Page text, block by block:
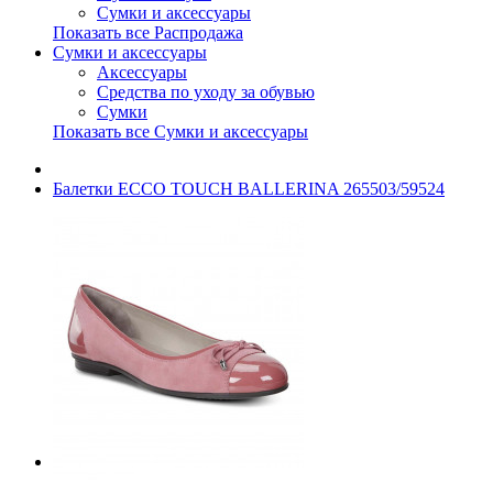
Сумки и аксессуары
Показать все Распродажа
Сумки и аксессуары
Аксессуары
Средства по уходу за обувью
Сумки
Показать все Сумки и аксессуары
Балетки ECCO TOUCH BALLERINA 265503/59524